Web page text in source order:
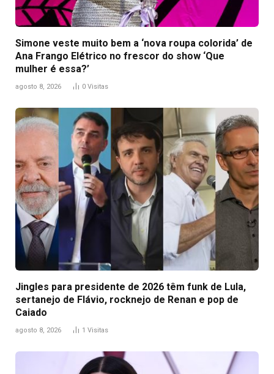
Simone veste muito bem a ‘nova roupa colorida’ de
Ana Frango Elétrico no frescor do show ‘Que
mulher é essa?’
agosto 8, 2026 0 Visitas
Jingles para presidente de 2026 têm funk de Lula,
sertanejo de Flávio, rocknejo de Renan e pop de
Caiado
agosto 8, 2026 1 Visitas